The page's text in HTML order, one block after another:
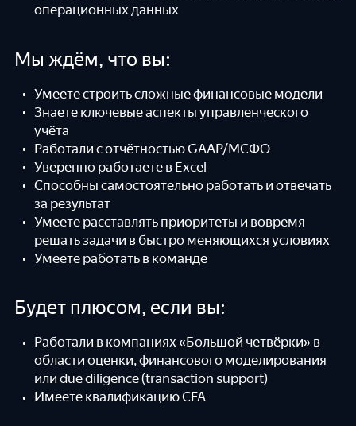
операционных данных
Мы ждём, что вы:
Умеете строить сложные финансовые модели
Знаете ключевые аспекты управленческого
учёта
Работали с отчётностью GAAP/МСФО
Уверенно работаете в Excel
Способны самостоятельно работать и отвечать
за результат
Умеете расставлять приоритеты и вовремя
решать задачи в быстро меняющихся условиях
Умеете работать в команде
Будет плюсом, если вы:
Работали в компаниях «Большой четвёрки» в
области оценки, финансового моделирования
или due diligence (transaction support)
Имеете квалификацию CFA